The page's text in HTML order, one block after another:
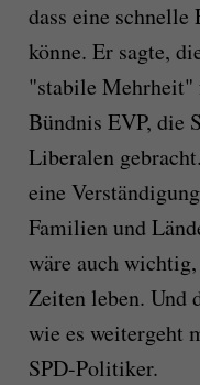
dass eine
könne. Er sagte,
"stabile
Bündnis EVP, die
Liberalen
eine
Familien und
wäre auch
Zeiten leben. Und
wie es weitergeht
SPD-Politiker.